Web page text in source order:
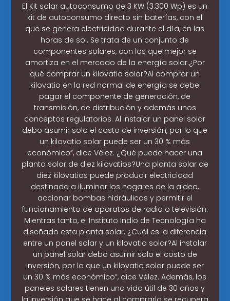
El Kit solar autoconsumo de 3 KW (3.300 Wp) es un
kit de autoconsumo directo sin baterías, con el
que se genera electricidad durante el día, en las
horas de sol. Se trata de un conjunto de
componentes solares, con los que mejor se
amortiza en el mercado de la energía solar.¿Por
qué comprar un kilovatio solar?Al comprar un
kilovatio en la red normal de energía se debe
pagar el componente de generación, de
transmisión, de distribución y además unos
conceptos regulatorios. Al instalar un panel solar
debo asumir solo el costo de inversión, por lo que
un kilovatio solar puede ser un 30 % más
económico”, dice Vélez. ¿Qué puede hacer una
planta solar de diez kilovatios?Una planta solar de
diez kilovatios puede producir electricidad
destinada a iluminar los hogares de la aldea,
accionar bombas hidráulicas y permitir el
funcionamiento de aparatos de radio o televisión.
Mientras tanto, el Instituto Indio de Tecnología ha
diseñado esta planta solar. ¿Cuál es la diferencia
entre un panel solar y un kilovatio solar?Al instalar
un panel solar debo asumir solo el costo de
inversión, por lo que un kilovatio solar puede ser
un 30 % más económico”, dice Vélez. Además, los
paneles solares tienen una vida útil de 30 años y